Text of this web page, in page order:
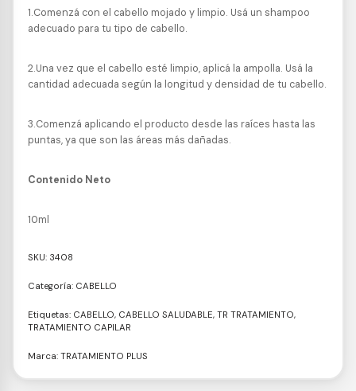
1.Comenzá con el cabello mojado y limpio. Usá un shampoo
adecuado para tu tipo de cabello.
2.Una vez que el cabello esté limpio, aplicá la ampolla. Usá la
cantidad adecuada según la longitud y densidad de tu cabello.
3.Comenzá aplicando el producto desde las raíces hasta las
puntas, ya que son las áreas más dañadas.
Contenido Neto
10ml
SKU: 3408
Categoría: CABELLO
Etiquetas: CABELLO, CABELLO SALUDABLE, TR TRATAMIENTO,
TRATAMIENTO CAPILAR
Marca: TRATAMIENTO PLUS